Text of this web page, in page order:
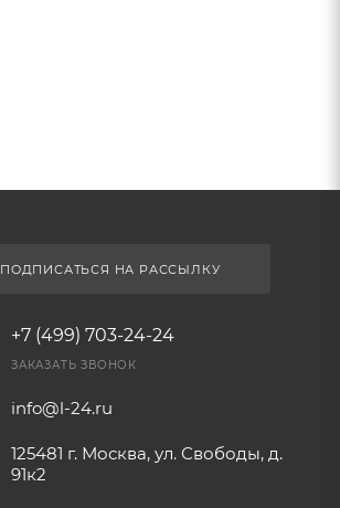
ПОДПИСАТЬСЯ НА РАССЫЛКУ
+7 (499) 703-24-24
ЗАКАЗАТЬ ЗВОНОК
info@l-24.ru
125481 г. Москва, ул. Свободы, д.
91к2